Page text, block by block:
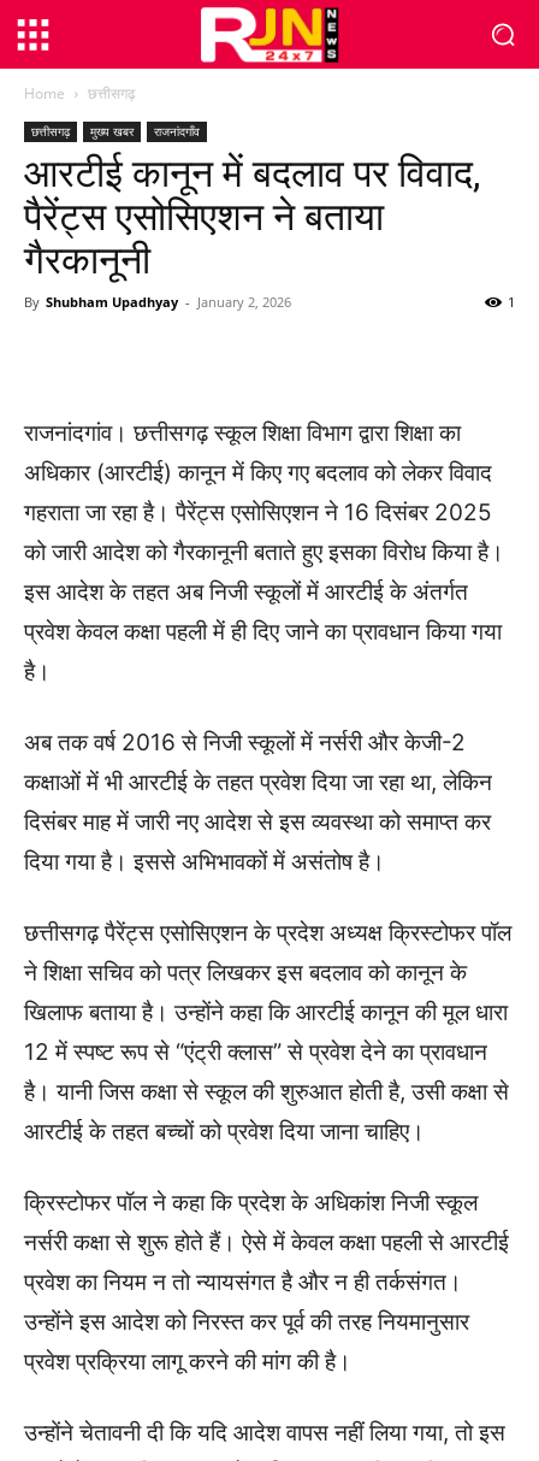
Home छत्तीसगढ़
छत्तीसगढ़ मुख्य खबर राजनांदगाँव
आरटीई कानून में बदलाव पर विवाद,
पैरेंट्स एसोसिएशन ने बताया
गैरकानूनी
By Shubham Upadhyay - January 2, 2026 1
राजनांदगांव। छत्तीसगढ़ स्कूल शिक्षा विभाग द्वारा शिक्षा का
अधिकार (आरटीई) कानून में किए गए बदलाव को लेकर विवाद
गहराता जा रहा है। पैरेंट्स एसोसिएशन ने 16 दिसंबर 2025
को जारी आदेश को गैरकानूनी बताते हुए इसका विरोध किया है।
इस आदेश के तहत अब निजी स्कूलों में आरटीई के अंतर्गत
प्रवेश केवल कक्षा पहली में ही दिए जाने का प्रावधान किया गया
है।
अब तक वर्ष 2016 से निजी स्कूलों में नर्सरी और केजी-2
कक्षाओं में भी आरटीई के तहत प्रवेश दिया जा रहा था, लेकिन
दिसंबर माह में जारी नए आदेश से इस व्यवस्था को समाप्त कर
दिया गया है। इससे अभिभावकों में असंतोष है।
छत्तीसगढ़ पैरेंट्स एसोसिएशन के प्रदेश अध्यक्ष क्रिस्टोफर पॉल
ने शिक्षा सचिव को पत्र लिखकर इस बदलाव को कानून के
खिलाफ बताया है। उन्होंने कहा कि आरटीई कानून की मूल धारा
12 में स्पष्ट रूप से “एंट्री क्लास” से प्रवेश देने का प्रावधान
है। यानी जिस कक्षा से स्कूल की शुरुआत होती है, उसी कक्षा से
आरटीई के तहत बच्चों को प्रवेश दिया जाना चाहिए।
क्रिस्टोफर पॉल ने कहा कि प्रदेश के अधिकांश निजी स्कूल
नर्सरी कक्षा से शुरू होते हैं। ऐसे में केवल कक्षा पहली से आरटीई
प्रवेश का नियम न तो न्यायसंगत है और न ही तर्कसंगत।
उन्होंने इस आदेश को निरस्त कर पूर्व की तरह नियमानुसार
प्रवेश प्रक्रिया लागू करने की मांग की है।
उन्होंने चेतावनी दी कि यदि आदेश वापस नहीं लिया गया, तो इस